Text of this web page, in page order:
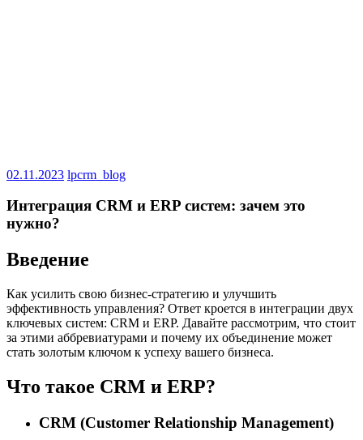
02.11.2023 lpcrm_blog
Интеграция CRM и ERP систем: зачем это
нужно?
Введение
Как усилить свою бизнес-стратегию и улучшить
эффективность управления? Ответ кроется в интеграции двух
ключевых систем: CRM и ERP. Давайте рассмотрим, что стоит
за этими аббревиатурами и почему их объединение может
стать золотым ключом к успеху вашего бизнеса.
Что такое CRM и ERP?
CRM (Customer Relationship Management)